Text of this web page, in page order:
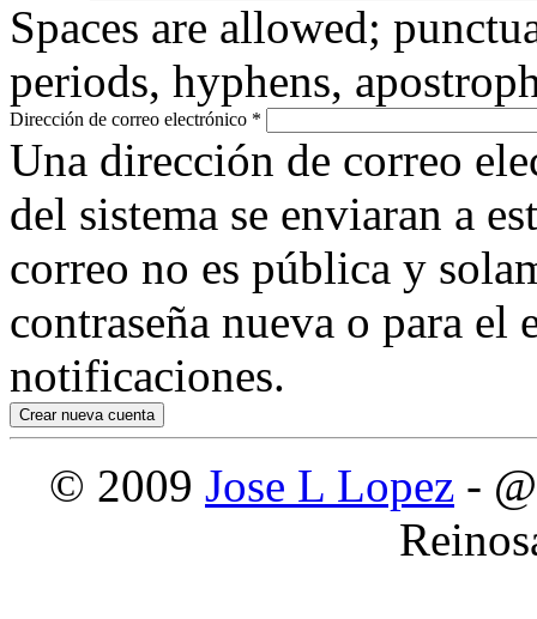
Spaces are allowed;
periods, hyphens,
Dirección de correo electrónico *
Una dirección de correo
del sistema se enviaran a
correo no es pública y
contraseña nueva o para
notificaciones.
© 2009 Jose L Lopez -